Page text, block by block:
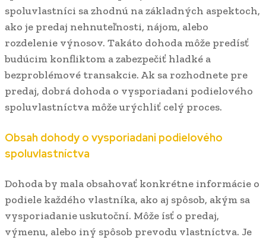
spoluvlastníci sa zhodnú na základných aspektoch,
ako je predaj nehnuteľnosti, nájom, alebo
rozdelenie výnosov. Takáto dohoda môže predísť
budúcim konfliktom a zabezpečiť hladké a
bezproblémové transakcie. Ak sa rozhodnete pre
predaj, dobrá dohoda o vysporiadani podielového
spoluvlastníctva môže urýchliť celý proces.
Obsah dohody o vysporiadani podielového
spoluvlastníctva
Dohoda by mala obsahovať konkrétne informácie o
podiele každého vlastníka, ako aj spôsob, akým sa
vysporiadanie uskutoční. Môže ísť o predaj,
výmenu, alebo iný spôsob prevodu vlastníctva. Je